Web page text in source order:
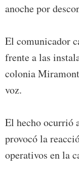
anoche por
El comunicador
frente a las
colonia
voz.
El hecho ocurrió
provocó la
operativos en la